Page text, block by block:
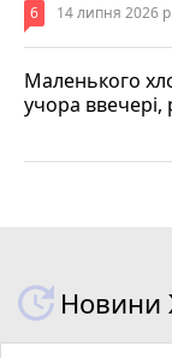
6 14 липня 2026
Маленького
учора
Новини